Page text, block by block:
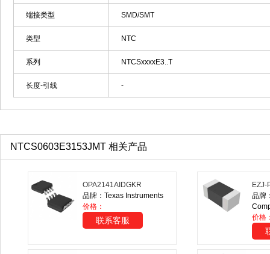
端接类型 SMD/SMT
类型 NTC
系列 NTCSxxxxE3..T
长度-引线 -
NTCS0603E3153JMT 相关产品
OPA2141AIDGKR
品牌：Texas Instruments
价格：
联系客服
EZJ-
品牌
价格